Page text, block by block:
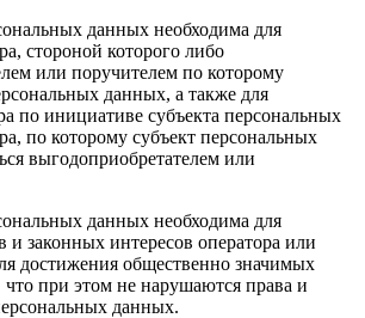
данных необходима для
стороной которого либо
или поручителем по которому
данных, а также для
по инициативе субъекта персональных
по которому субъект персональных
выгодоприобретателем или
данных необходима для
и законных интересов оператора или
достижения общественно значимых
при этом не нарушаются права и
данных.